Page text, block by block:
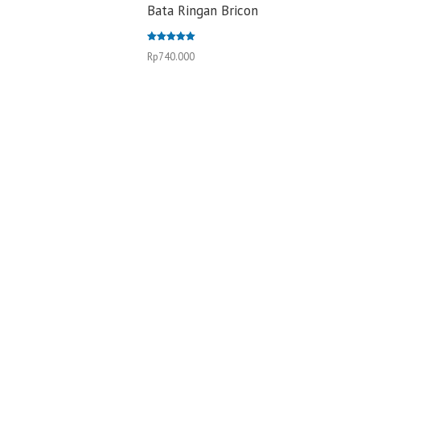
Bata Ringan Bricon
5.00
Rp740.000